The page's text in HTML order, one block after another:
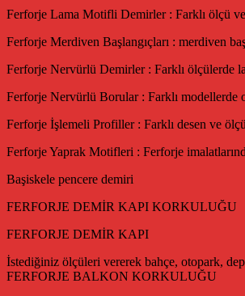
Ferforje Lama Motifli Demirler : Farklı ölçü
Ferforje Merdiven Başlangıçları : merdiven
Ferforje Nervürlü Demirler : Farklı ölçülerde
Ferforje Nervürlü Borular : Farklı modellerde
Ferforje İşlemeli Profiller : Farklı desen ve
Ferforje Yaprak Motifleri : Ferforje
Başiskele pencere demiri
FERFORJE DEMİR KAPI KORKULUĞU
FERFORJE DEMİR KAPI
İstediğiniz ölçüleri vererek bahçe, otopark,
FERFORJE BALKON KORKULUĞU